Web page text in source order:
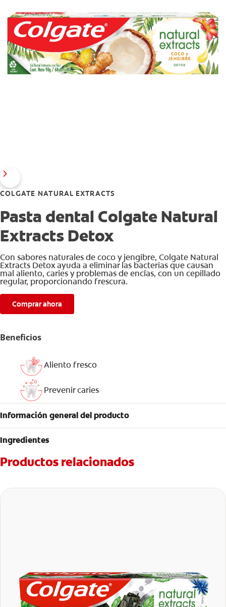
COLGATE NATURAL EXTRACTS
Pasta dental Colgate Natural
Extracts Detox
Con sabores naturales de coco y jengibre, Colgate Natural
Extracts Detox ayuda a eliminar las bacterias que causan
mal aliento, caries y problemas de encías, con un cepillado
regular, proporcionando frescura.
Comprar ahora
Beneficios
Aliento fresco
Prevenir caries
Información general del producto
Ingredientes
Productos relacionados